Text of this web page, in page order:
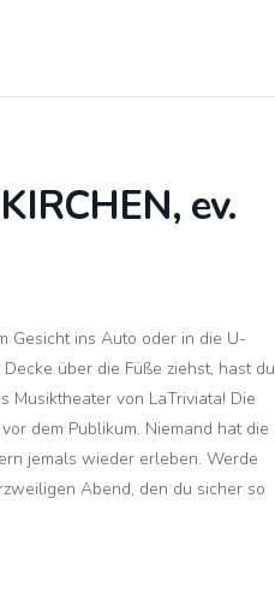
ev.
Gesicht ins Auto oder in die U-
über die Füße ziehst, hast du
Musiktheater von LaTriviata! Die
dem Publikum. Niemand hat die
jemals wieder erleben. Werde
Abend, den du sicher so